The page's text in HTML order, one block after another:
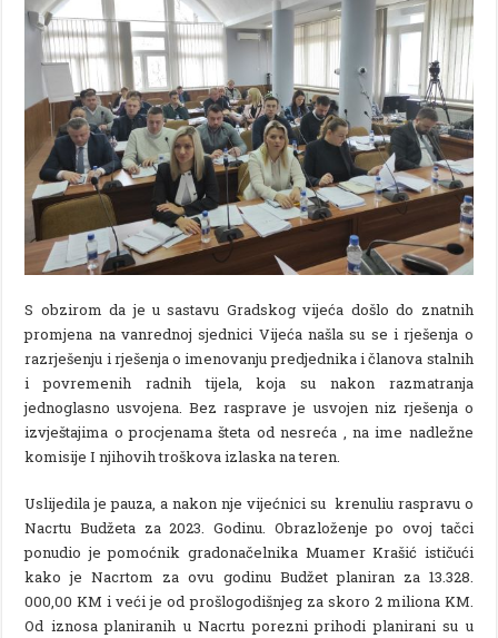
S obzirom da je u sastavu Gradskog vijeća došlo do znatnih
promjena na vanrednoj sjednici Vijeća našla su se i rješenja o
razrješenju i rješenja o imenovanju predjednika i članova stalnih
i povremenih radnih tijela, koja su nakon razmatranja
jednoglasno usvojena. Bez rasprave je usvojen niz rješenja o
izvještajima o procjenama šteta od nesreća , na ime nadležne
komisije I njihovih troškova izlaska na teren.
Uslijedila je pauza, a nakon nje vijećnici su krenuliu raspravu o
Nacrtu Budžeta za 2023. Godinu. Obrazloženje po ovoj tačci
ponudio je pomoćnik gradonačelnika Muamer Krašić ističući
kako je Nacrtom za ovu godinu Budžet planiran za 13.328.
000,00 KM i veći je od prošlogodišnjeg za skoro 2 miliona KM.
Od iznosa planiranih u Nacrtu porezni prihodi planirani su u